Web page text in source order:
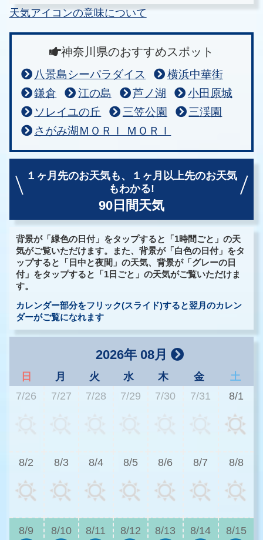
天気アイコンの意味について
神奈川県のおすすめスポット
八景島シーパラダイス
横浜中華街
鎌倉
江の島 芦ノ湖
小田原城
ソレイユの丘
三笠公園
三渓園
さがみ湖ＭＯＲＩ ＭＯＲＩ
１ヶ月先のお天気も、
１ヶ月以上先のお天気
もわかる!
90日間天気
背景が「緑色の日付」をタップすると「1時間ごと」の天
気がご覧いただけます。また、背景が「白色の日付」をタ
ップすると「日中と夜間」の天気、背景が「グレーの日
付」をタップすると「1日ごと」の天気がご覧いただけま
す。
カレンダー部分をフリック(スライド)すると翌月のカレン
ダーがご覧になれます
2026年 08月
日 月 火 水 木 金
土
7/26
7/27 7/28 7/29 7/30 7/31 8/1
8/2 8/3 8/4 8/5 8/6 8/7 8/8
8/9 8/10 8/11 8/12 8/13 8/14 8/15